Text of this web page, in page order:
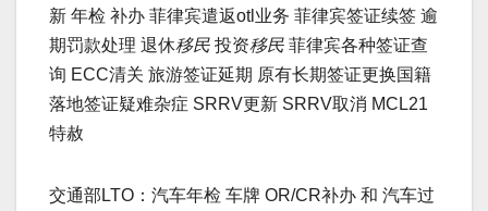
新 年检 补办 菲律宾遣返otl业务 菲律宾签证续签 逾
期罚款处理 退休移民 投资移民 菲律宾各种签证查
询 ECC清关 旅游签证延期 原有长期签证更换国籍
落地签证疑难杂症 SRRV更新 SRRV取消 MCL21
特赦
交通部LTO：汽车年检 车牌 OR/CR补办 和 汽车过